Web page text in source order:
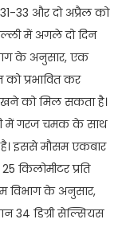
33 और दो अप्रैल को
में अगले दो दिन
के अनुसार, एक
को प्रभावित कर
को मिल सकता है।
में गरज चमक के साथ
है। इससे मौसम एकबार
किलोमीटर प्रति
विभाग के अनुसार,
34 डिग्री सेल्सियस